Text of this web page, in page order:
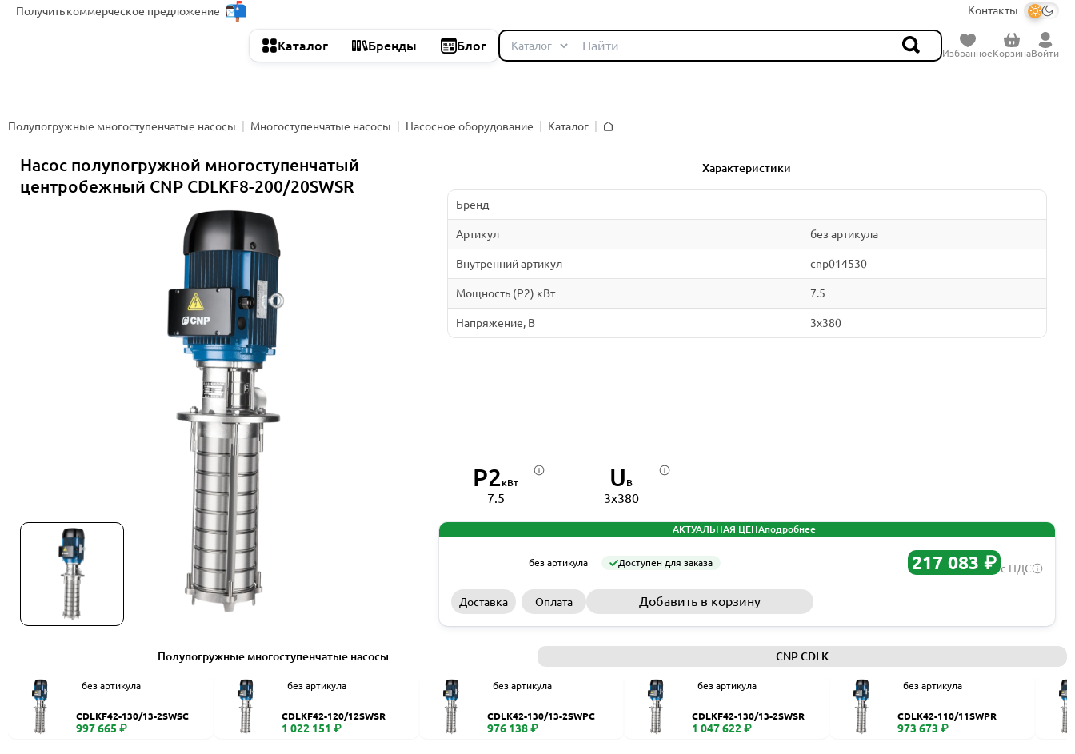
Получитькоммерческое предложение Контакты
Каталог Бренды Блог
ИзбранноеКорзинаВойти
Полупогружные многоступенчатые насосы Многоступенчатые насосы Насосное оборудование
Каталог
Насос полупогружной многоступенчатый
центробежный CNP CDLKF8-200/20SWSR
Характеристики
Бренд
Артикул без артикула
Внутренний артикул cnp014530
Мощность (P2) кВт 7.5
Напряжение, В 3x380
P2кВт
7.5
U В
3x380
АКТУАЛЬНАЯ ЦЕНАподробнее
без артикула Доступен для заказа 217 083 ₽ с НДС
Доставка Оплата Добавить в корзину
Полупогружные многоступенчатые насосы CNP CDLK
без артикула
CDLKF42-130/13-2SWSC
997 665 ₽
без артикула
CDLKF42-120/12SWSR
1 022 151 ₽
без артикула
CDLK42-130/13-2SWPC
976 138 ₽
без артикула
CDLKF42-130/13-2SWSR
1 047 622 ₽
без артикула
CDLK42-110/11SWPR
973 673 ₽